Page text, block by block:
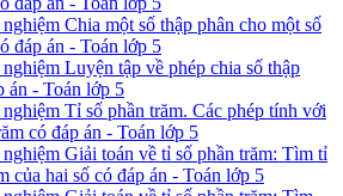
Chia một số thập phân cho một số
đáp án - Toán lớp 5
Luyện tập về phép chia số thập
án - Toán lớp 5
Tỉ số phần trăm. Các phép tính với
có đáp án - Toán lớp 5
Giải toán về tỉ số phần trăm: Tìm tỉ
của hai số có đáp án - Toán lớp 5